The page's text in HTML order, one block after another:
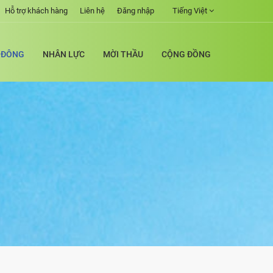
Tiếng Việt
Đăng nhập
Liên hệ
Hỗ trợ khách hàng
NHÂN LỰC MỜI THẦU CỘNG ĐỒNG